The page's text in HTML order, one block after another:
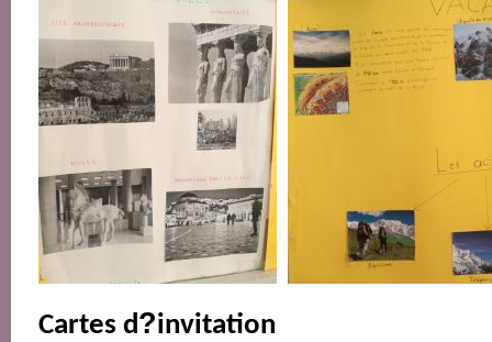
Cartes d?invitation